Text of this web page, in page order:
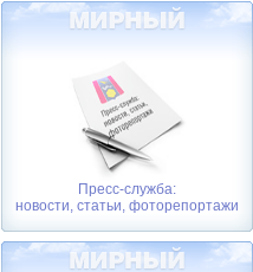
Пресс-служба:
новости, статьи, фоторепортажи